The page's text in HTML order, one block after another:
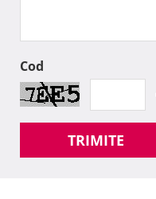
Cod
TRIMITE